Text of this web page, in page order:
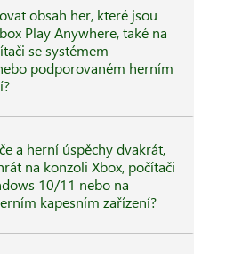
obsah her, které jsou
Play Anywhere, také na
se systémem
podporovaném herním
a herní úspěchy dvakrát,
na konzoli Xbox, počítači
10/11 nebo na
kapesním zařízení?